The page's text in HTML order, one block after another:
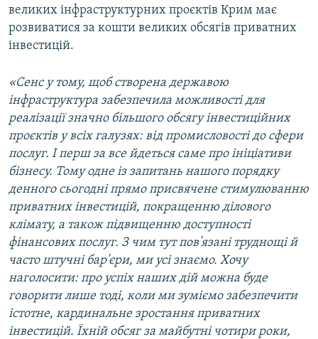
великих інфраструктурних проєктів Крим має
розвиватися за кошти великих обсягів приватних
інвестицій.
«Сенс у тому, щоб створена державою
інфраструктура забезпечила можливості для
реалізації значно більшого обсягу інвестиційних
проєктів у всіх галузях: від промисловості до сфери
послуг. І перш за все йдеться саме про ініціативи
бізнесу. Тому одне із запитань нашого порядку
денного сьогодні прямо присвячене стимулюванню
приватних інвестицій, покращенню ділового
клімату, а також підвищенню доступності
фінансових послуг. З чим тут пов'язані труднощі й
часто штучні бар'єри, ми усі знаємо. Хочу
наголосити: про успіх наших дій можна буде
говорити лише тоді, коли ми зуміємо забезпечити
істотне, кардинальне зростання приватних
інвестицій. Їхній обсяг за майбутні чотири роки,